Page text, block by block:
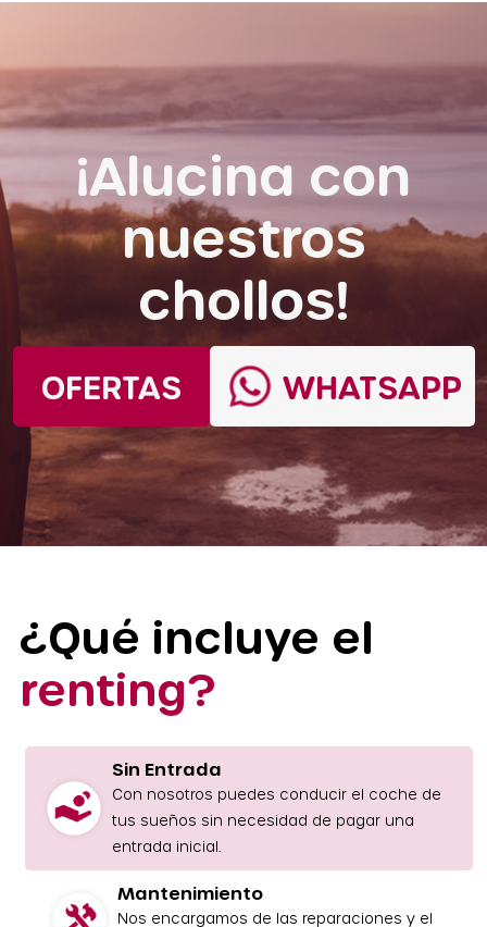
¡Alucina con
nuestros
chollos!
OFERTAS WHATSAPP
¿Qué incluye el
renting?
Sin Entrada
Con nosotros puedes conducir el coche de
tus sueños sin necesidad de pagar una
entrada inicial.
Mantenimiento
Nos encargamos de las reparaciones y el